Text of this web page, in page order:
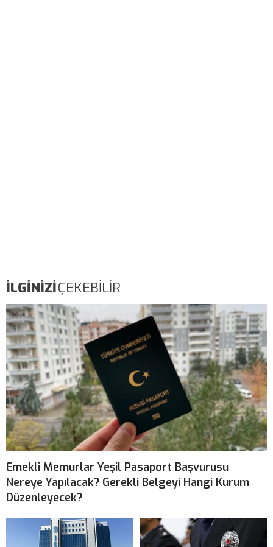
İLGİNİZİÇEKEBİLİR
Emekli Memurlar Yeşil Pasaport Başvurusu
Nereye Yapılacak? Gerekli Belgeyi Hangi Kurum
Düzenleyecek?